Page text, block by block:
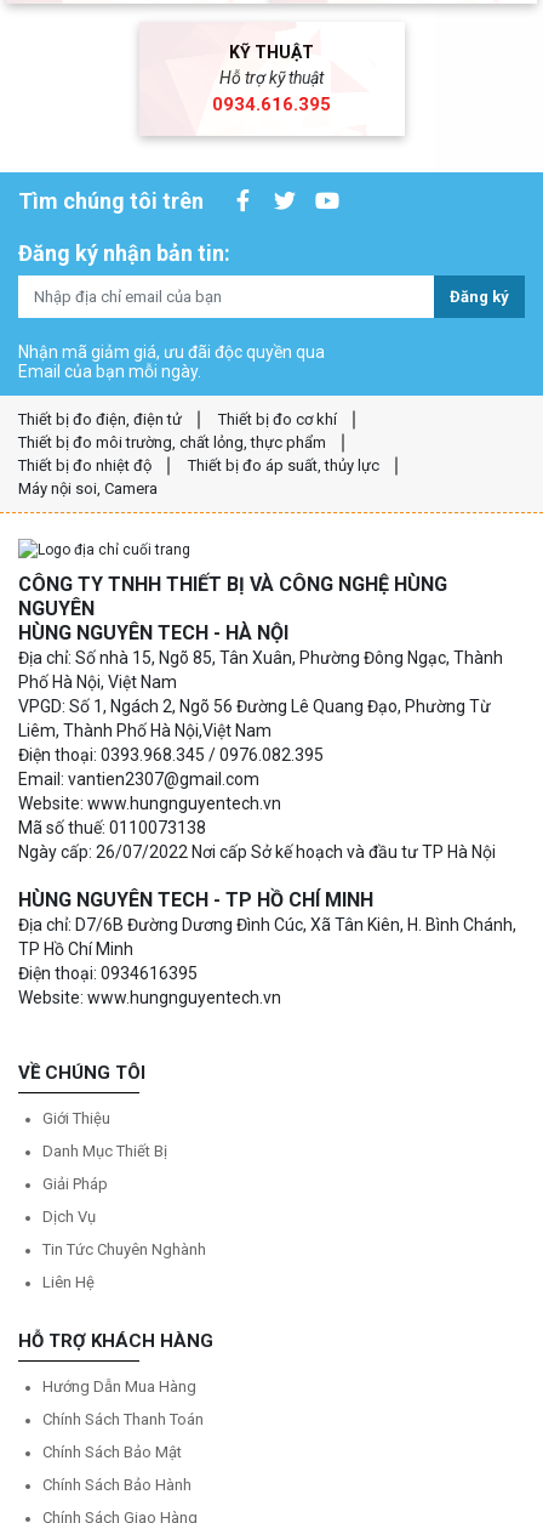
KỸ THUẬT
Hỗ trợ kỹ thuật
0934.616.395
Tìm chúng tôi trên
Đăng ký nhận bản tin:
Đăng ký
Nhận mã giảm giá, ưu đãi độc quyền qua
Email của bạn mỗi ngày.
Thiết bị đo điện, điện tử
Thiết bị đo cơ khí
Thiết bị đo môi trường, chất lỏng, thực phẩm
Thiết bị đo nhiệt độ
Thiết bị đo áp suất, thủy lực
Máy nội soi, Camera
CÔNG TY TNHH THIẾT BỊ VÀ CÔNG NGHỆ HÙNG
NGUYÊN
HÙNG NGUYÊN TECH - HÀ NỘI
Địa chỉ: Số nhà 15, Ngõ 85, Tân Xuân, Phường Đông Ngạc, Thành
Phố Hà Nội, Việt Nam
VPGD: Số 1, Ngách 2, Ngõ 56 Đường Lê Quang Đạo, Phường Từ
Liêm, Thành Phố Hà Nội,Việt Nam
Điện thoại: 0393.968.345 / 0976.082.395
Email: vantien2307@gmail.com
Website: www.hungnguyentech.vn
Mã số thuế: 0110073138
Ngày cấp: 26/07/2022 Nơi cấp Sở kế hoạch và đầu tư TP Hà Nội
HÙNG NGUYÊN TECH - TP HỒ CHÍ MINH
Địa chỉ: D7/6B Đường Dương Đình Cúc, Xã Tân Kiên, H. Bình Chánh,
TP Hồ Chí Minh
Điện thoại: 0934616395
Website: www.hungnguyentech.vn
VỀ CHÚNG TÔI
Giới Thiệu
Danh Mục Thiết Bị
Giải Pháp
Dịch Vụ
Tin Tức Chuyên Nghành
Liên Hệ
HỖ TRỢ KHÁCH HÀNG
Hướng Dẫn Mua Hàng
Chính Sách Thanh Toán
Chính Sách Bảo Mật
Chính Sách Bảo Hành
Chính Sách Giao Hàng